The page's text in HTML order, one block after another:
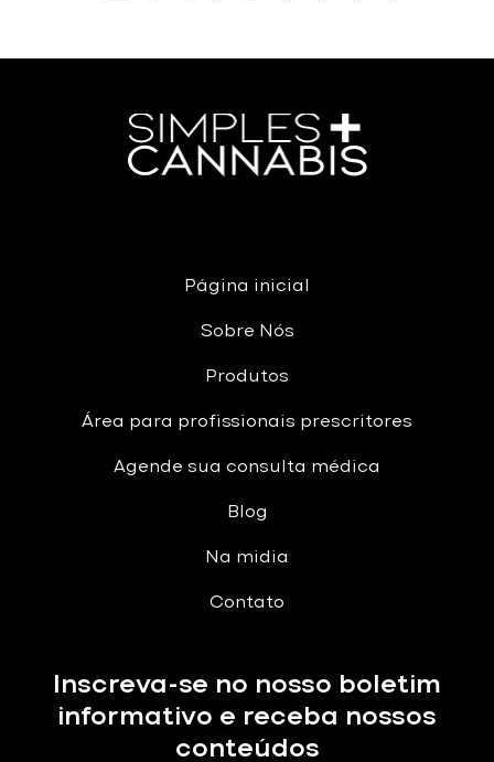
Página inicial
Sobre Nós
Produtos
Área para profissionais prescritores
Agende sua consulta médica
Blog
Na midia
Contato
Inscreva-se no nosso boletim
informativo e receba nossos
conteúdos